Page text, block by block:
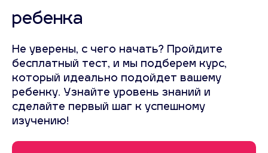
ребенка
Не уверены, с чего начать? Пройдите
бесплатный тест, и мы подберем курс,
который идеально подойдет вашему
ребенку. Узнайте уровень знаний и
сделайте первый шаг к успешному
изучению!